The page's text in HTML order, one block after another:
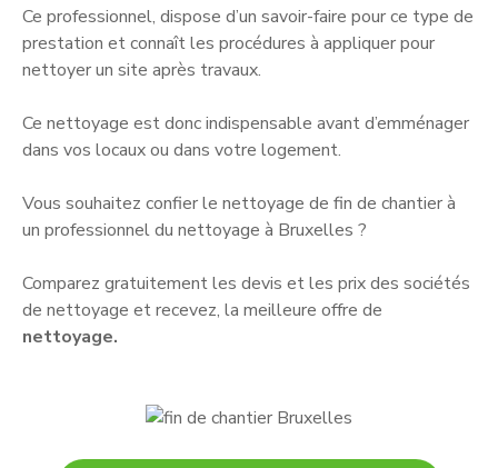
Ce professionnel, dispose d’un savoir-faire pour ce type de
prestation et connaît les procédures à appliquer pour
nettoyer un site après travaux.
Ce nettoyage est donc indispensable avant d’emménager
dans vos locaux ou dans votre logement.
Vous souhaitez confier le nettoyage de fin de chantier à
un professionnel du nettoyage à Bruxelles ?
Comparez gratuitement les devis et les prix des sociétés
de nettoyage et recevez, la meilleure offre de
nettoyage.